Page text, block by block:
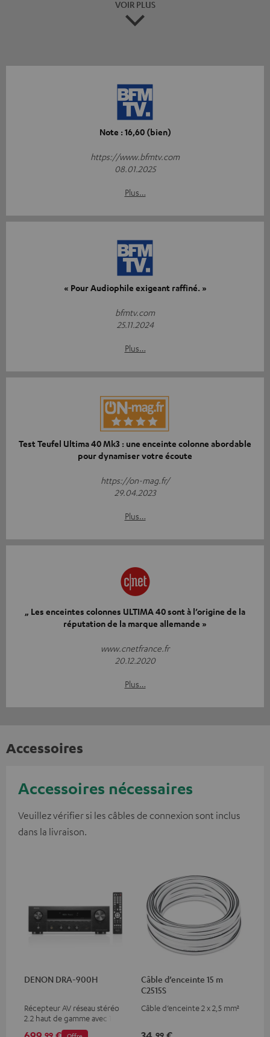
VOIR PLUS
Note : 16,60 (bien)
https://www.bfmtv.com
08.01.2025
Plus…
« Pour Audiophile exigeant raffiné. »
bfmtv.com
25.11.2024
Plus…
Test Teufel Ultima 40 Mk3 : une enceinte colonne abordable
pour dynamiser votre écoute
https://on-mag.fr/
29.04.2023
Plus…
„ Les enceintes colonnes ULTIMA 40 sont à l’origine de la
réputation de la marque allemande »
www.cnetfrance.fr
20.12.2020
Plus…
Accessoires
Accessoires nécessaires
Veuillez vérifier si les câbles de connexion sont inclus
dans la livraison.
DENON DRA-900H
Récepteur AV réseau stéréo
2.2 haut de gamme avec 145
watts par canal à 6 ohms,
Câble d’enceinte 15 m
C2515S
Câble d’enceinte 2 x 2,5 mm²